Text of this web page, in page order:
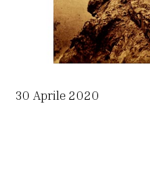
30 Aprile 2020